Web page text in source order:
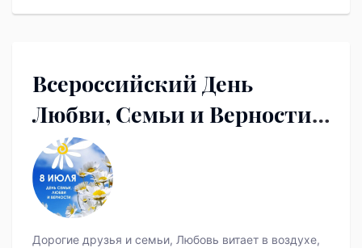
Всероссийский День
Любви, Семьи и Верности в
СШ имени Александра
Козицына!
Дорогие друзья и семьи, Любовь витает в воздухе,